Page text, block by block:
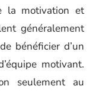
la motivation et
généralement
bénéficier d’un
motivant.
seulement au